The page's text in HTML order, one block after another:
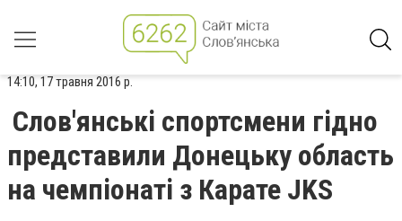
14:10, 17 травня 2016 р.
Слов'янські спортсмени гідно
представили Донецьку область
на чемпіонаті з Карате JKS